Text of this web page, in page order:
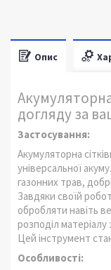
Опис
Акумуляторна
догляду за
Застосування:
Акумуляторна
універсальної
газонних трав,
Завдяки своїй
обробляти навіть
розподіл
Цей інструмент
Особливості: